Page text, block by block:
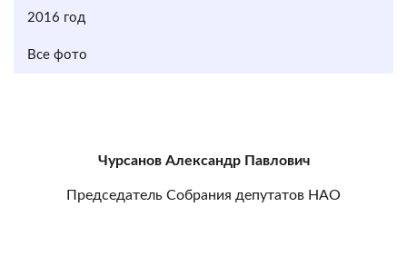
2016 год
Все фото
Чурсанов Александр Павлович
Председатель Собрания депутатов НАО